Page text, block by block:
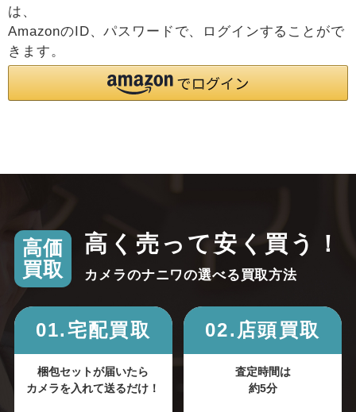
は、
AmazonのID、パスワードで、ログインすることがで
きます。
高価
買取
高く売って安く買う！
カメラのナニワの選べる買取方法
01.宅配買取
梱包セットが届いたら
カメラを入れて送るだけ！
02.店頭買取
査定時間は
約5分